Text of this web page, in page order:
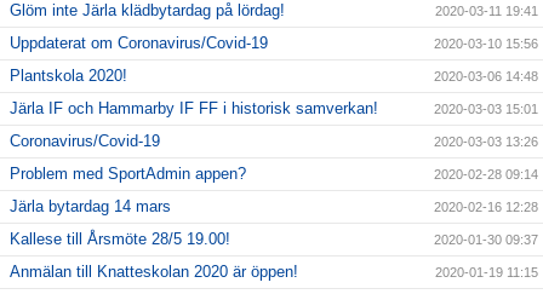
Glöm inte Järla klädbytardag på lördag! 2020-03-11 19:41
Uppdaterat om Coronavirus/Covid-19 2020-03-10 15:56
Plantskola 2020! 2020-03-06 14:48
Järla IF och Hammarby IF FF i historisk samverkan! 2020-03-03 15:01
Coronavirus/Covid-19 2020-03-03 13:26
Problem med SportAdmin appen? 2020-02-28 09:14
Järla bytardag 14 mars 2020-02-16 12:28
Kallese till Årsmöte 28/5 19.00! 2020-01-30 09:37
Anmälan till Knatteskolan 2020 är öppen! 2020-01-19 11:15